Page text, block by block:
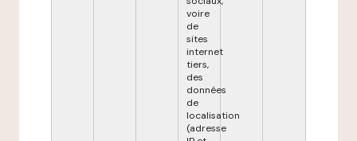
voire
de
sites
internet
tiers,
des
données
de
localisation
(adresse